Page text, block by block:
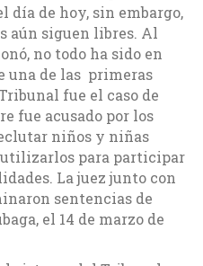
día de hoy, sin embargo,
aún siguen libres. Al
no todo ha sido en
una de las primeras
fue el caso de
fue acusado por los
niños y niñas
utilizarlos para participar
La juez junto con
sentencias de
el 14 de marzo de